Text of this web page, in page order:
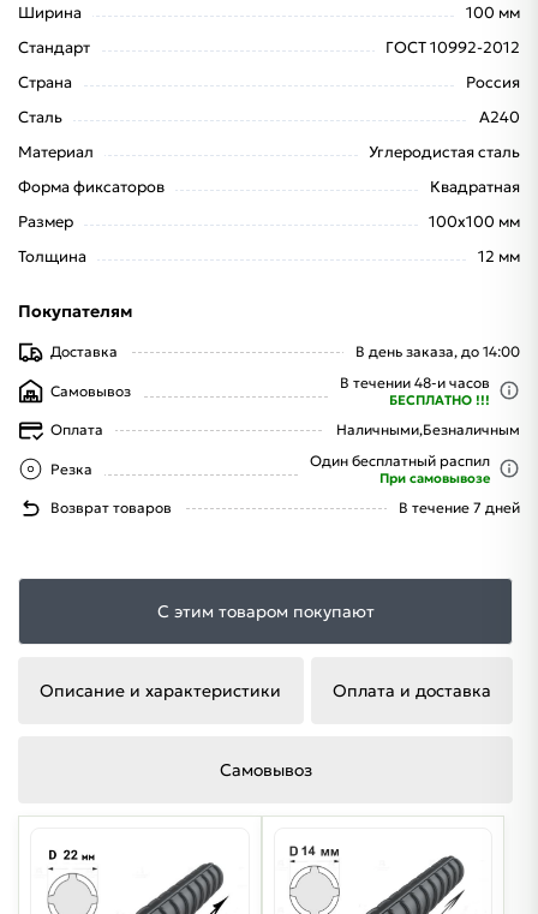
Ширина
100 мм
Стандарт
ГОСТ 10992-2012
Страна
Россия
Сталь
А240
Материал
Углеродистая сталь
Форма фиксаторов
Квадратная
Размер
100x100 мм
Толщина
12 мм
Покупателям
Доставка В день заказа, до 14:00
Самовывоз В течении 48-и часов
БЕСПЛАТНО !!!
Оплата Наличными,Безналичным
Резка Один бесплатный распил
При самовывозе
Возврат товаров В течение 7 дней
С этим товаром покупают
Описание и характеристики Оплата и доставка
Самовывоз